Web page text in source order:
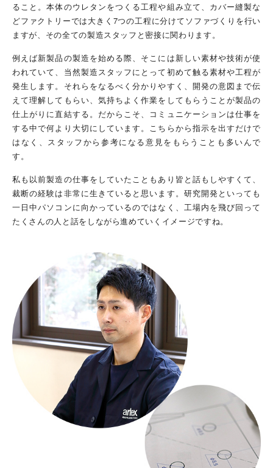
ること。本体のウレタンをつくる工程や組み立て、カバー縫製な
どファクトリーでは大きく7つの工程に分けてソファづくりを行い
ますが、その全ての製造スタッフと密接に関わります。
例えば新製品の製造を始める際、そこには新しい素材や技術が使
われていて、当然製造スタッフにとって初めて触る素材や工程が
発生します。それらをなるべく分かりやすく、開発の意図まで伝
えて理解してもらい、気持ちよく作業をしてもらうことが製品の
仕上がりに直結する。だからこそ、コミュニケーションは仕事を
する中で何より大切にしています。こちらから指示を出すだけで
はなく、スタッフから参考になる意見をもらうことも多いんで
す。
私も以前製造の仕事をしていたこともあり皆と話もしやすくて、
裁断の経験は非常に生きていると思います。研究開発といっても
一日中パソコンに向かっているのではなく、工場内を飛び回って
たくさんの人と話をしながら進めていくイメージですね。